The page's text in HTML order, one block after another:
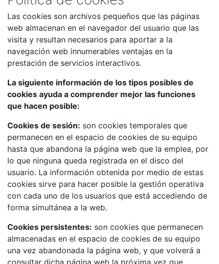
Las cookies son archivos pequeños que las páginas
web almacenan en el navegador del usuario que las
visita y resultan necesarios para aportar a la
navegación web innumerables ventajas en la
prestación de servicios interactivos.
La siguiente información de los tipos posibles de
cookies ayuda a comprender mejor las funciones
que hacen posible:
Cookies de sesión: son cookies temporales que
permanecen en el espacio de cookies de su equipo
hasta que abandona la página web que la emplea, por
lo que ninguna queda registrada en el disco del
usuario. La información obtenida por medio de estas
cookies sirve para hacer posible la gestión operativa
con cada uno de los usuarios que está accediendo de
forma simultánea a la web.
Cookies persistentes: son cookies que permanecen
almacenadas en el espacio de cookies de su equipo
una vez abandonada la página web, y que volverá a